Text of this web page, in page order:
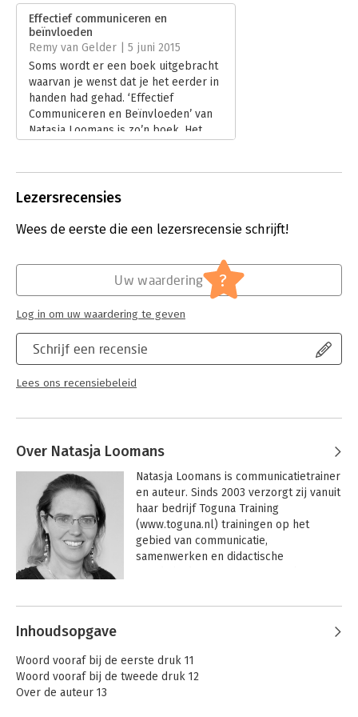
anderen gaat je makkelijker af.
Verschijningsdatum:
Hoofdrubriek: Communicatie en media
Effectief communiceren en
beïnvloeden
Remy van Gelder | 5 juni 2015
Soms wordt er een boek uitgebracht
waarvan je wenst dat je het eerder in
handen had gehad. ‘Effectief
Communiceren en Beïnvloeden’ van
Natasja Loomans is zo’n boek. Het
kast van trainer, coach en eenieder
communicatie.
Lezersrecensies
Wees de eerste die een lezersrecensie schrijft!
Schrijf een recensie
Lees ons recensiebeleid
Uw waardering ?
Log in om uw waardering te geven
Over Natasja Loomans
Natasja Loomans is communicatietrainer
en auteur. Sinds 2003 verzorgt zij vanuit
haar bedrijf Toguna Training
(www.toguna.nl) trainingen op het
gebied van communicatie,
samenwerken en didactische
organisatie enorm kunnen verschillen
problemen en mogelijkheden zijn.
Natasja Loomans ondersteunt managers
en medewerkers bij het onderzoeken
Andere boeken door Natasja
Loomans
Inhoudsopgave
Woord vooraf bij de eerste druk 11
Woord vooraf bij de tweede druk 12
Over de auteur 13